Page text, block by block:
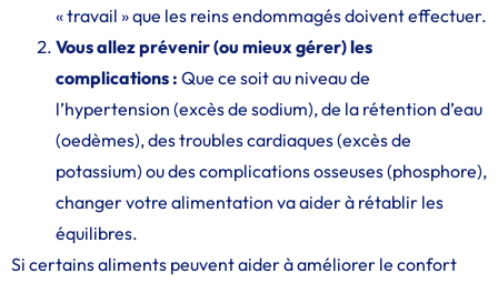
« travail » que les reins endommagés doivent effectuer.
Vous allez prévenir (ou mieux gérer) les
complications : Que ce soit au niveau de
l’hypertension (excès de sodium), de la rétention d’eau
(oedèmes), des troubles cardiaques (excès de
potassium) ou des complications osseuses (phosphore),
changer votre alimentation va aider à rétablir les
équilibres.
Si certains aliments peuvent aider à améliorer le confort